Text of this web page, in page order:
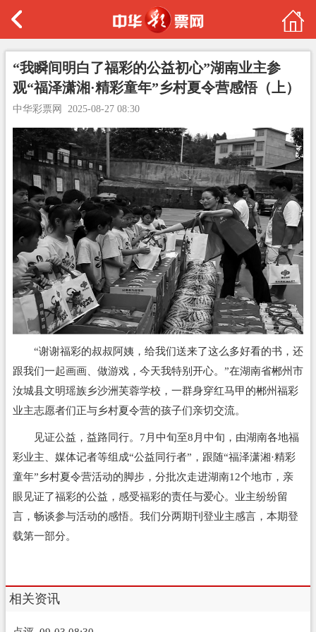
“我瞬间明白了福彩的公益初心”湖南业主参
观“福泽潇湘·精彩童年”乡村夏令营感悟（上）
中华彩票网 2025-08-27 08:30
“谢谢福彩的叔叔阿姨，给我们送来了这么多好看的书，还
跟我们一起画画、做游戏，今天我特别开心。”在湖南省郴州市
汝城县文明瑶族乡沙洲芙蓉学校，一群身穿红马甲的郴州福彩
业主志愿者们正与乡村夏令营的孩子们亲切交流。
见证公益，益路同行。7月中旬至8月中旬，由湖南各地福
彩业主、媒体记者等组成“公益同行者”，跟随“福泽潇湘·精彩
童年”乡村夏令营活动的脚步，分批次走进湖南12个地市，亲
眼见证了福彩的公益，感受福彩的责任与爱心。业主纷纷留
言，畅谈参与活动的感悟。我们分两期刊登业主感言，本期登
载第一部分。
相关资讯